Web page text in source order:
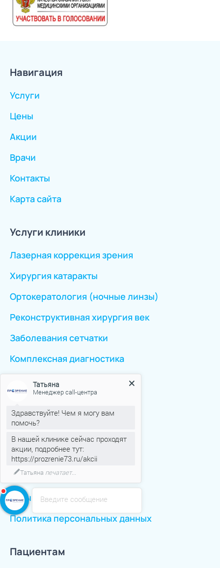
Навигация
Услуги
Цены
Акции
Врачи
Контакты
Карта сайта
Услуги клиники
Лазерная коррекция зрения
Хирургия катаракты
Ортокератология (ночные линзы)
Реконструктивная хирургия век
Заболевания сетчатки
Комплексная диагностика
Перейти ко всем услугам
Клиника
Новости
Аттестация рабочих мест
Оборудование
Отзывы
Политика персональных данных
Пациентам
Введите сообщение
Менеджер call-центра
Здравствуйте! Чем я могу вам
В нашей клинике сейчас проходят
https://prozrenie73.ru/akcii
Если вас что-то заинтересовало
напишите мне!)